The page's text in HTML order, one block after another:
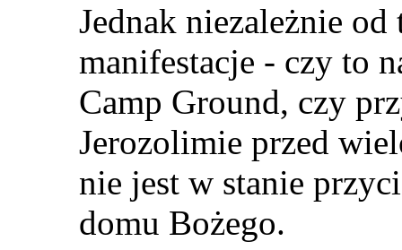
Jednak niezależnie
manifestacje - czy to
Camp Ground, czy
Jerozolimie przed
nie jest w stanie
domu Bożego.